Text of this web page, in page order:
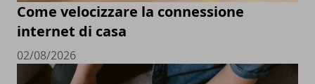
Come velocizzare la connessione
internet di casa
02/08/2026